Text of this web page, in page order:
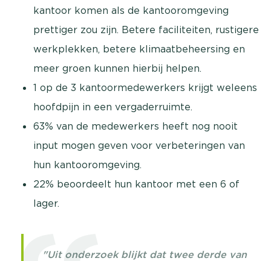
kantoor komen als de kantooromgeving
prettiger zou zijn. Betere faciliteiten, rustigere
werkplekken, betere klimaatbeheersing en
meer groen kunnen hierbij helpen.
1 op de 3 kantoormedewerkers krijgt weleens
hoofdpijn in een vergaderruimte.
63% van de medewerkers heeft nog nooit
input mogen geven voor verbeteringen van
hun kantooromgeving.
22% beoordeelt hun kantoor met een 6 of
lager.
"Uit onderzoek blijkt dat twee derde van